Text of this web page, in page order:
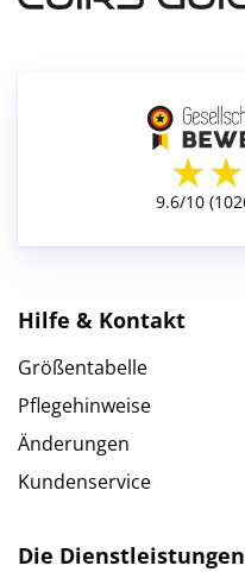
Hilfe & Kontakt
Größentabelle
Pflegehinweise
Änderungen
Kundenservice
Die Dienstleistungen